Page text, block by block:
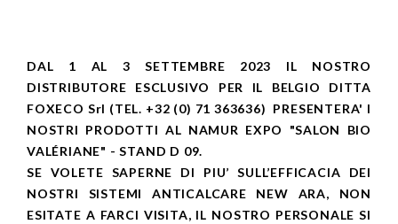
DAL 1 AL 3 SETTEMBRE 2023 IL NOSTRO
DISTRIBUTORE ESCLUSIVO PER IL BELGIO DITTA
FOXECO Srl (TEL. +32 (0) 71 363636) PRESENTERA' I
NOSTRI PRODOTTI AL NAMUR EXPO "SALON BIO
VALÉRIANE" - STAND D 09.
SE VOLETE SAPERNE DI PIU’ SULL’EFFICACIA DEI
NOSTRI SISTEMI ANTICALCARE NEW ARA, NON
ESITATE A FARCI VISITA, IL NOSTRO PERSONALE SI